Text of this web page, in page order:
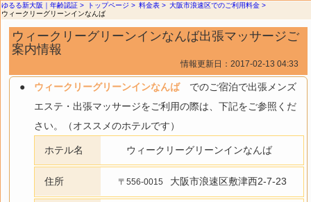
ゆるる新大阪｜年齢認証 トップページ 料金表
大阪市浪速区でのご利用料金
ウィークリーグリーンインなんば
ウィークリーグリーンインなんば出張マッサージご
案内情報
情報更新日：2017-02-13 04:33
ウィークリーグリーンインなんばでのご宿泊で出張メンズ
エステ・出張マッサージをご利用の際は、下記をご参照くだ
さい。（オススメのホテルです）
ホテル名 ウィークリーグリーンインなんば
住所 〒556-0015 大阪市浪速区敷津西2-7-23